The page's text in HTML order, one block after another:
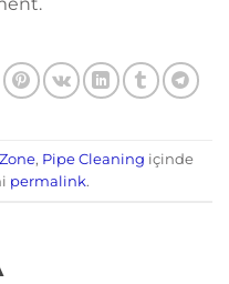
, Pipe Cleaning içinde
permalink.